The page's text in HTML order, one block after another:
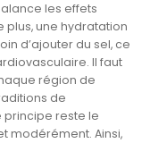
les effets
plus, une hydratation
d’ajouter du sel, ce
Il faut
région de
de
principe reste le
modérément. Ainsi,